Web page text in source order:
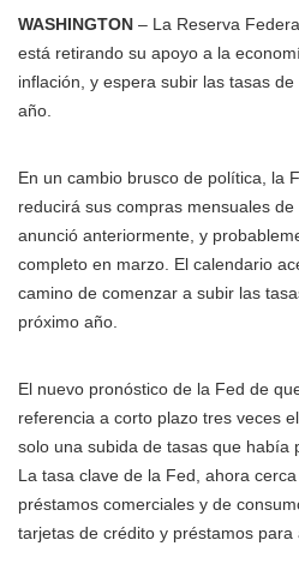
WASHINGTON – La Reserva
está retirando su apoyo a la
inflación, y espera subir las tasas
año.
En un cambio brusco de política, la
reducirá sus compras mensuales
anunció anteriormente, y
completo en marzo. El calendario
camino de comenzar a subir las
próximo año.
El nuevo pronóstico de la Fed de
referencia a corto plazo tres veces
solo una subida de tasas que había
La tasa clave de la Fed, ahora
préstamos comerciales y de
tarjetas de crédito y préstamos para